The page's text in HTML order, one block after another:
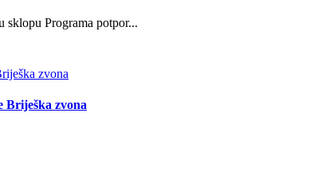
sklopu Programa potpor...
Briješka zvona